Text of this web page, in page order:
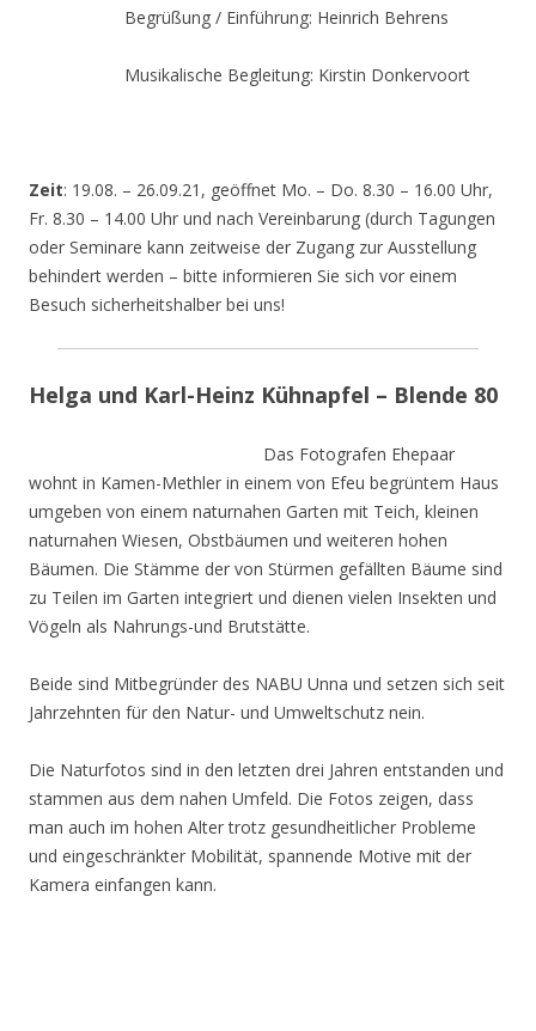
Begrüßung / Einführung: Heinrich Behrens
Musikalische Begleitung: Kirstin Donkervoort
Zeit: 19.08. – 26.09.21, geöffnet Mo. – Do. 8.30 – 16.00 Uhr,
Fr. 8.30 – 14.00 Uhr und nach Vereinbarung (durch Tagungen
oder Seminare kann zeitweise der Zugang zur Ausstellung
behindert werden – bitte informieren Sie sich vor einem
Besuch sicherheitshalber bei uns!
Helga und Karl-Heinz Kühnapfel – Blende 80
Das Fotografen Ehepaar
wohnt in Kamen-Methler in einem von Efeu begrüntem Haus
umgeben von einem naturnahen Garten mit Teich, kleinen
naturnahen Wiesen, Obstbäumen und weiteren hohen
Bäumen. Die Stämme der von Stürmen gefällten Bäume sind
zu Teilen im Garten integriert und dienen vielen Insekten und
Vögeln als Nahrungs-und Brutstätte.
Beide sind Mitbegründer des NABU Unna und setzen sich seit
Jahrzehnten für den Natur- und Umweltschutz nein.
Die Naturfotos sind in den letzten drei Jahren entstanden und
stammen aus dem nahen Umfeld. Die Fotos zeigen, dass
man auch im hohen Alter trotz gesundheitlicher Probleme
und eingeschränkter Mobilität, spannende Motive mit der
Kamera einfangen kann.